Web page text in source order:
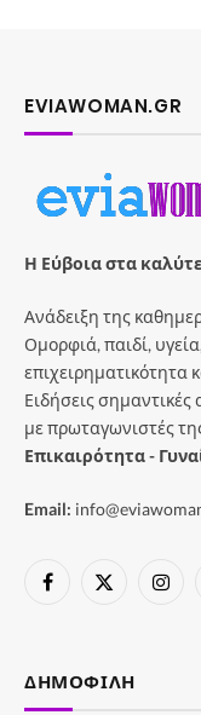
EVIAWOMAN.GR
Η Εύβοια στα
Ανάδειξη της
Ομορφιά, παιδί,
επιχειρηματικότητα
Ειδήσεις
με πρωταγωνιστές
Επικαιρότητα -
Email:
Facebook
X
ΔΗΜΟΦΙΛΉ